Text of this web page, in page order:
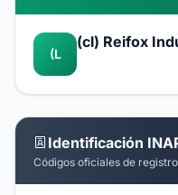
(L
(cl) Reifox
Identificación
Códigos oficiales de registro